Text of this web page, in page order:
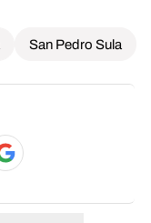
San Pedro Sula